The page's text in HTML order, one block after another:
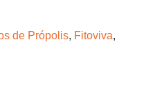
de Própolis, Fitoviva,